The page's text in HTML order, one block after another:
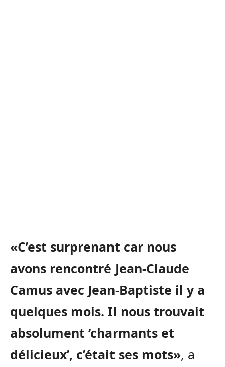
«C’est surprenant car nous
avons rencontré Jean-Claude
Camus avec Jean-Baptiste il y a
quelques mois. Il nous trouvait
absolument ‘charmants et
délicieux’, c’était ses mots», a